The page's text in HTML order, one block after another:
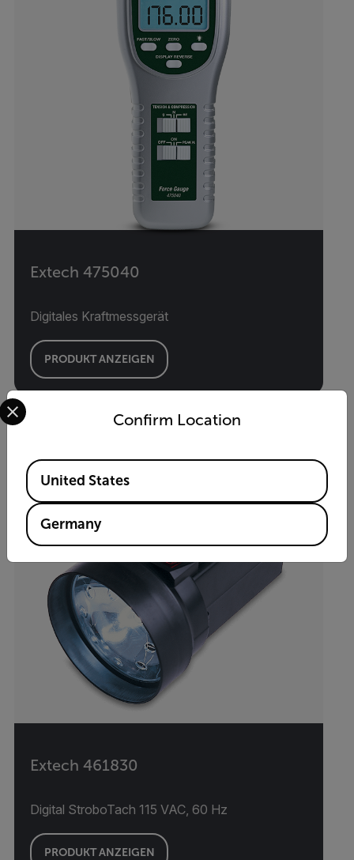
Extech 475040
Digitales Kraftmessgerät
PRODUKT ANZEIGEN
Extech 461830
Digital StroboTach 115 VAC, 60 Hz
PRODUKT ANZEIGEN
Confirm Location
Select your preferred country and language from the
Available Locations
United States
Germany